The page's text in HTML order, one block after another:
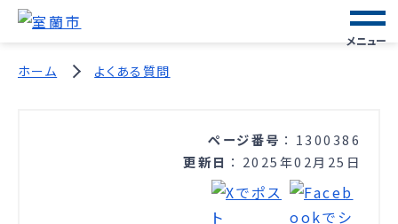
メニュー
ホーム よくある質問
ページ番号
1300386
更新日
2025年02月25日